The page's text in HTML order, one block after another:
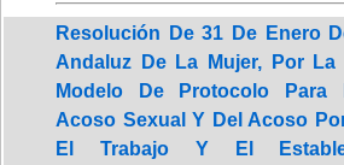
Resolución De 31 De Enero
Andaluz De La Mujer, Por La
Modelo De Protocolo Para
Acoso Sexual Y Del Acoso
El Trabajo Y El